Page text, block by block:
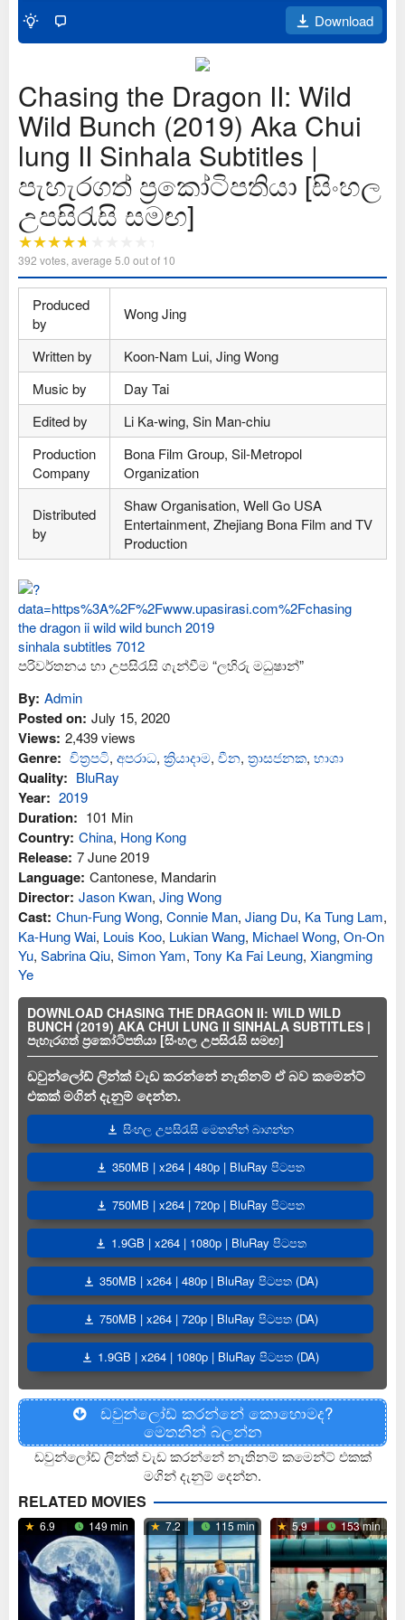
Download
Chasing the Dragon II: Wild
Wild Bunch (2019) Aka Chui
lung II Sinhala Subtitles |
පැහැරගත් ප්‍රකෝටිපතියා [සිංහල
උපසිරැසි සමඟ]
392 votes, average 5.0 out of 10
Produced
by
Wong Jing
Written by
Koon-Nam Lui, Jing Wong
Music by
Day Tai
Edited by
Li Ka-wing, Sin Man-chiu
Production
Company
Bona Film Group, Sil-Metropol
Organization
Distributed
by
Shaw Organisation, Well Go USA
Entertainment, Zhejiang Bona Film and TV
Production
පරිවර්තනය හා උපසිරැසි ගැන්වීම “ලහිරු මධුෂාන්”
By: Admin
Posted on: July 15, 2020
Views: 2,439 views
Genre: චිත්‍රපටි, අප‍රාධ, ක්‍රියාදාම, චීන, ත්‍රාසජනක, භාශා
Quality: BluRay
Year: 2019
Duration: 101 Min
Country: China, Hong Kong
Release: 7 June 2019
Language: Cantonese, Mandarin
Director: Jason Kwan, Jing Wong
Cast: Chun-Fung Wong, Connie Man, Jiang Du, Ka Tung Lam,
Ka-Hung Wai, Louis Koo, Lukian Wang, Michael Wong, On-On
Yu, Sabrina Qiu, Simon Yam, Tony Ka Fai Leung, Xiangming
Ye
DOWNLOAD CHASING THE DRAGON II: WILD WILD
BUNCH (2019) AKA CHUI LUNG II SINHALA SUBTITLES |
පැහැරගත් ප්‍රකෝටිපතියා [සිංහල උපසිරැසි සමඟ]
ඩවුන්ලෝඩ් ලින්ක් වැඩ කරන්නේ නැතිනම් ඒ බව කමෙන්ට්
එකක් මගින් දැනුම් දෙන්න.
සිංහල උපසිරැසි මෙතනින් බාගන්න
350MB | x264 | 480p | BluRay පිටපත
750MB | x264 | 720p | BluRay පිටපත
1.9GB | x264 | 1080p | BluRay පිටපත
350MB | x264 | 480p | BluRay පිටපත (DA)
750MB | x264 | 720p | BluRay පිටපත (DA)
1.9GB | x264 | 1080p | BluRay පිටපත (DA)
ඩවුන්ලෝඩ් කරන්නේ කොහොමද?
මෙතනින් බලන්න
ඩවුන්ලෝඩ් ලින්ක් වැඩ කරන්නේ නැතිනම් කමෙන්ට් එකක්
මගින් දැනුම් දෙන්න.
RELATED MOVIES
6.9 149 min 7.2 115 min 5.9 153 min